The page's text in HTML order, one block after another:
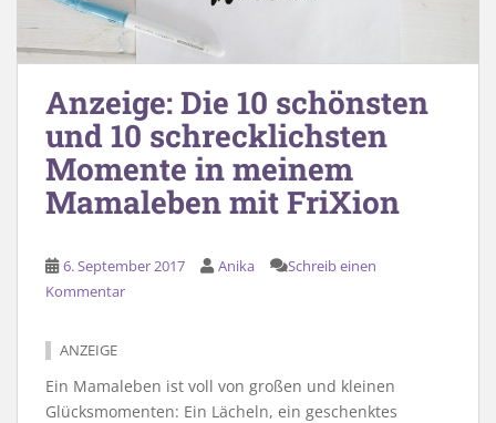
Anzeige: Die 10 schönsten
und 10 schrecklichsten
Momente in meinem
Mamaleben mit FriXion
6. September 2017 Anika
Schreib einen
Kommentar
ANZEIGE
Ein Mamaleben ist voll von großen und kleinen
Glücksmomenten: Ein Lächeln, ein geschenktes